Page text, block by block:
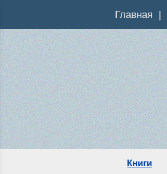
Главная
Книги